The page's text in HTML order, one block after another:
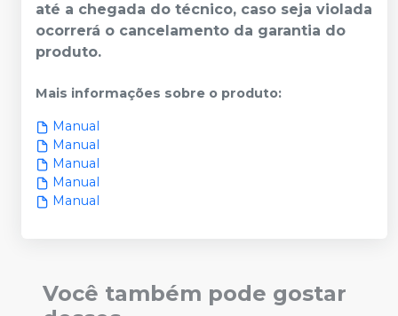
até a chegada do técnico, caso seja violada
ocorrerá o cancelamento da garantia do
produto.
Mais informações sobre o produto:
Manual
Manual
Manual
Manual
Manual
Você também pode gostar